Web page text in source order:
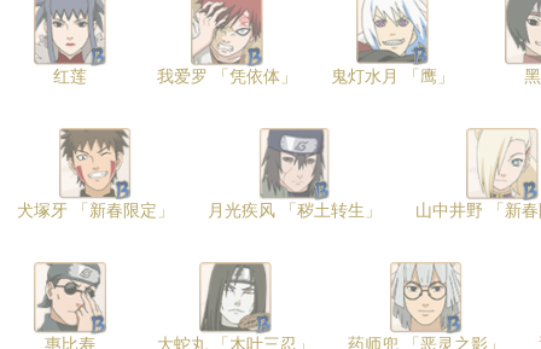
红莲 我爱罗 「凭依体」 鬼灯水月 「鹰」
犬塚牙 「新春限定」 月光疾风 「秽土转生」 山中井野 「新
惠比寿 大蛇丸 「木叶三忍」 药师兜 「恶灵之影」